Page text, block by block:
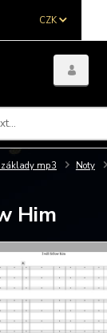
CZK
mp3 Noty
Him